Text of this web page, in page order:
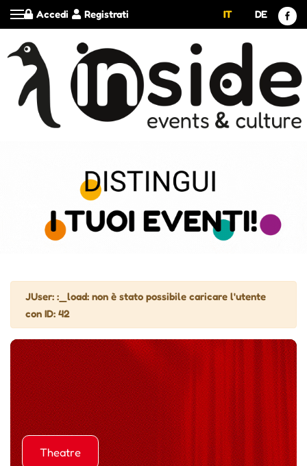
Registrati
Accedi IT DE
Attenzione
JUser: :_load: non è stato possibile caricare l'utente
con ID: 42
Theatre